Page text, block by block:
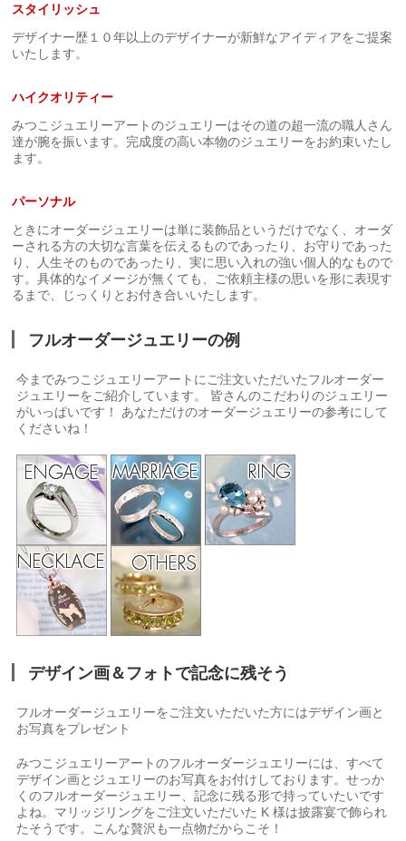
スタイリッシュ
デザイナー歴１０年以上のデザイナーが新鮮なアイディアをご提案
いたします。
ハイクオリティー
みつこジュエリーアートのジュエリーはその道の超一流の職人さん
達が腕を振います。完成度の高い本物のジュエリーをお約束いたし
ます。
パーソナル
ときにオーダージュエリーは単に装飾品というだけでなく、オーダ
ーされる方の大切な言葉を伝えるものであったり、お守りであった
り、人生そのものであったり、実に思い入れの強い個人的なもので
す。具体的なイメージが無くても、ご依頼主様の思いを形に表現す
るまで、じっくりとお付き合いいたします。
フルオーダージュエリーの例
今までみつこジュエリーアートにご注文いただいたフルオーダー
ジュエリーをご紹介しています。 皆さんのこだわりのジュエリー
がいっぱいです！ あなただけのオーダージュエリーの参考にして
くださいね！
デザイン画＆フォトで記念に残そう
フルオーダージュエリーをご注文いただいた方にはデザイン画と
お写真をプレゼント
みつこジュエリーアートのフルオーダージュエリーには、すべて
デザイン画とジュエリーのお写真をお付けしております。せっか
くのフルオーダージュエリー、記念に残る形で持っていたいです
よね。マリッジリングをご注文いただいた K 様は披露宴で飾られ
たそうです。こんな贅沢も一点物だからこそ！